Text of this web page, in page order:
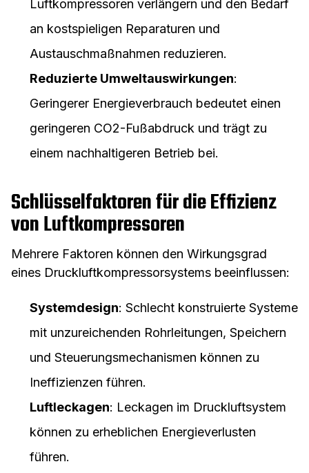
Luftkompressoren verlängern und den Bedarf
an kostspieligen Reparaturen und
Austauschmaßnahmen reduzieren.
Reduzierte Umweltauswirkungen:
Geringerer Energieverbrauch bedeutet einen
geringeren CO2-Fußabdruck und trägt zu
einem nachhaltigeren Betrieb bei.
Schlüsselfaktoren für die Effizienz
von Luftkompressoren
Mehrere Faktoren können den Wirkungsgrad
eines Druckluftkompressorsystems beeinflussen:
Systemdesign: Schlecht konstruierte Systeme
mit unzureichenden Rohrleitungen, Speichern
und Steuerungsmechanismen können zu
Ineffizienzen führen.
Luftleckagen: Leckagen im Druckluftsystem
können zu erheblichen Energieverlusten
führen.